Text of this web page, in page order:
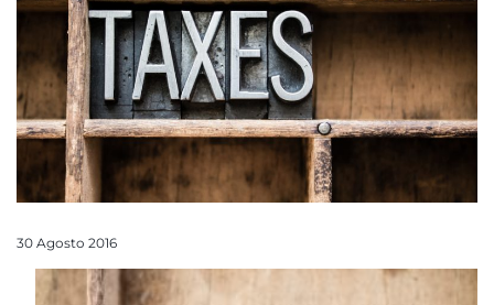
30 Agosto 2016